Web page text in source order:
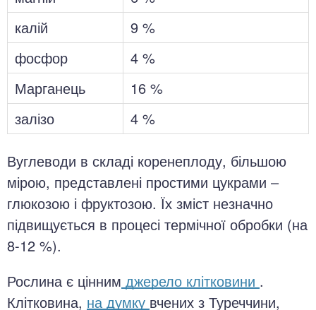
калій
9 %
фосфор
4 %
Марганець
16 %
залізо
4 %
Вуглеводи в складі коренеплоду, більшою
мірою, представлені простими цукрами –
глюкозою і фруктозою. Їх зміст незначно
підвищується в процесі термічної обробки (на
8-12 %).
Рослина є цінним джерело клітковини .
Клітковина, на думку вчених з Туреччини,